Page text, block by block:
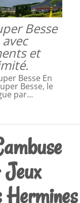
Besse
et
Besse En
Besse, le
par…